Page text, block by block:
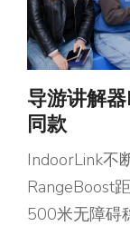
导游讲解
同款
IndoorLink不
RangeBoost
500米无障碍